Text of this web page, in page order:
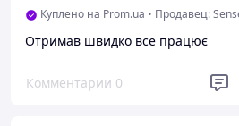
Куплено на Prom.ua • Продавец:
Отримав швидко все працює
Комментарии 0